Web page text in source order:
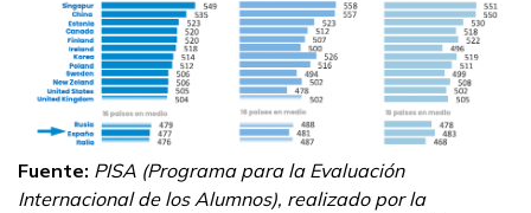
Fuente: PISA (Programa para la Evaluación
Internacional de los Alumnos), realizado por la